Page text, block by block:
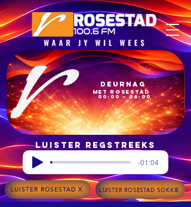
00:00 – 06:00
met Rosestad
Deurnag
Luister regstreeks
-01:04
LUISTER ROSESTAD X LUISTER ROSESTAD SOKKIE